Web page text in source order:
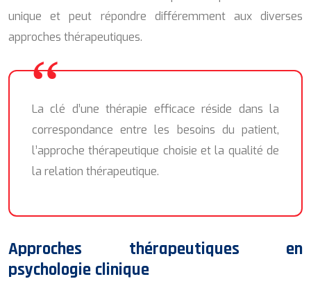
unique et peut répondre différemment aux diverses
approches thérapeutiques.
La clé d’une thérapie efficace réside dans la
correspondance entre les besoins du patient,
l’approche thérapeutique choisie et la qualité de
la relation thérapeutique.
Approches thérapeutiques en
psychologie clinique